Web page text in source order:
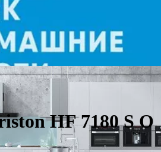
HF 7180 S O